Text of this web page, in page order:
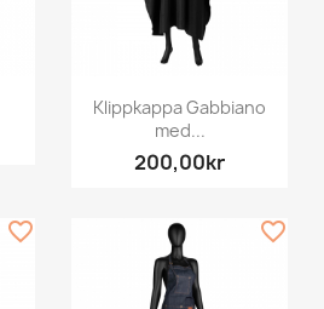
Klippkappa Gabbiano
med...
200,00kr
favorite_border favorite_border